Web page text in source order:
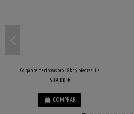
Colgante mariposas oro 18kt y piedras lila
539,00 €
COMPRAR